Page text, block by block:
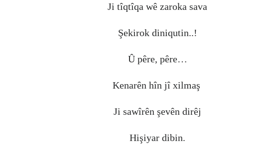
Ji tîqtîqa wê zaroka sava
Şekirok diniqutin..!
Û pêre, pêre…
Kenarên hîn jî xilmaş
Ji sawîrên şevên dirêj
Hişiyar dibin.